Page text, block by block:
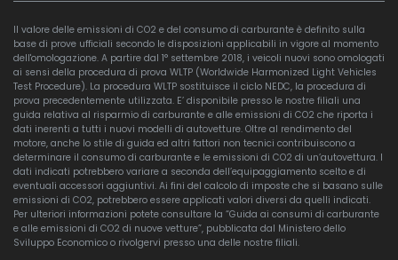
Il valore delle emissioni di CO2 e del consumo di carburante è definito sulla
base di prove ufficiali secondo le disposizioni applicabili in vigore al momento
dell'omologazione. A partire dal 1° settembre 2018, i veicoli nuovi sono omologati
ai sensi della procedura di prova WLTP (Worldwide Harmonized Light Vehicles
Test Procedure). La procedura WLTP sostituisce il ciclo NEDC, la procedura di
prova precedentemente utilizzata. E’ disponibile presso le nostre filiali una
guida relativa al risparmio di carburante e alle emissioni di CO2 che riporta i
dati inerenti a tutti i nuovi modelli di autovetture. Oltre al rendimento del
motore, anche lo stile di guida ed altri fattori non tecnici contribuiscono a
determinare il consumo di carburante e le emissioni di CO2 di un’autovettura. I
dati indicati potrebbero variare a seconda dell’equipaggiamento scelto e di
eventuali accessori aggiuntivi. Ai fini del calcolo di imposte che si basano sulle
emissioni di CO2, potrebbero essere applicati valori diversi da quelli indicati.
Per ulteriori informazioni potete consultare la “Guida ai consumi di carburante
e alle emissioni di CO2 di nuove vetture”, pubblicata dal Ministero dello
Sviluppo Economico o rivolgervi presso una delle nostre filiali.